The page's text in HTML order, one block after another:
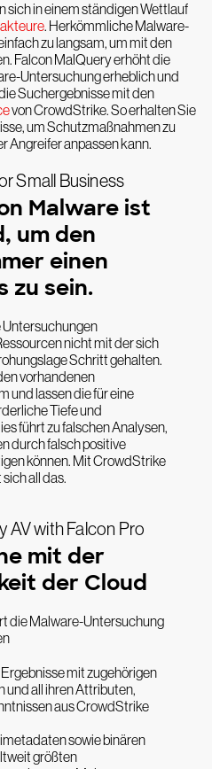
in einem ständigen Wettlauf
. Herkömmliche Malware-
zu langsam, um mit den
Falcon MalQuery erhöht die
Untersuchung erheblich und
Suchergebnisse mit den
von CrowdStrike. So erhalten Sie
um Schutzmaßnahmen zu
Angreifer anpassen kann.
Malware ist
um den
einen
zu sein.
Untersuchungen
nicht mit der sich
Schritt gehalten.
vorhandenen
und lassen die für eine
Tiefe und
führt zu falschen Analysen,
durch falsch positive
können. Mit CrowdStrike
all das.
mit der
der Cloud
die Malware-Untersuchung
mit zugehörigen
und all ihren Attributen,
aus CrowdStrike
sowie binären
größten